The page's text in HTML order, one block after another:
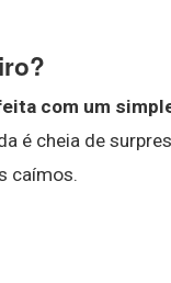
com um
é cheia de
caímos.